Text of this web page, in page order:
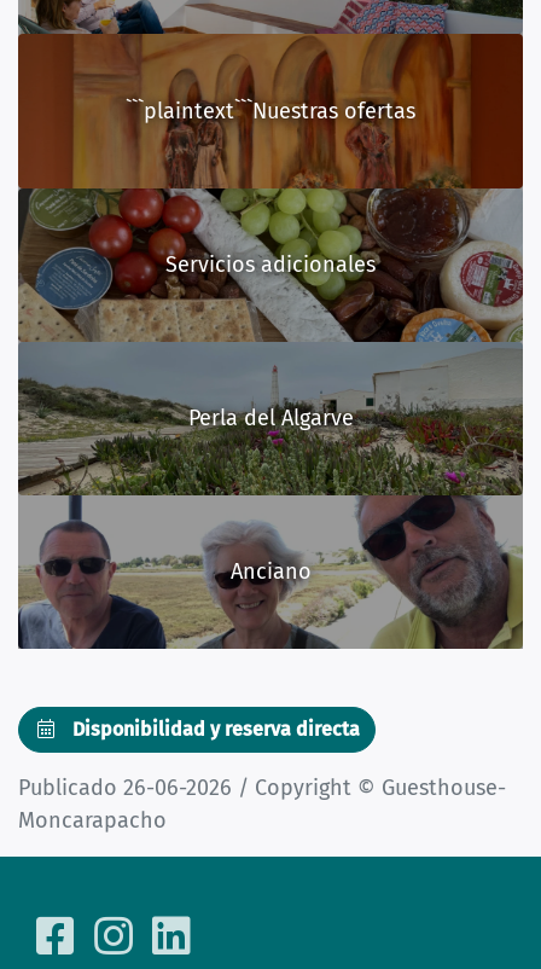
Perla del Algarve
Anciano
```plaintext```Nuestras ofertas
Servicios adicionales
Disponibilidad y reserva directa
Publicado 26-06-2026 / Copyright © Guesthouse-
Moncarapacho